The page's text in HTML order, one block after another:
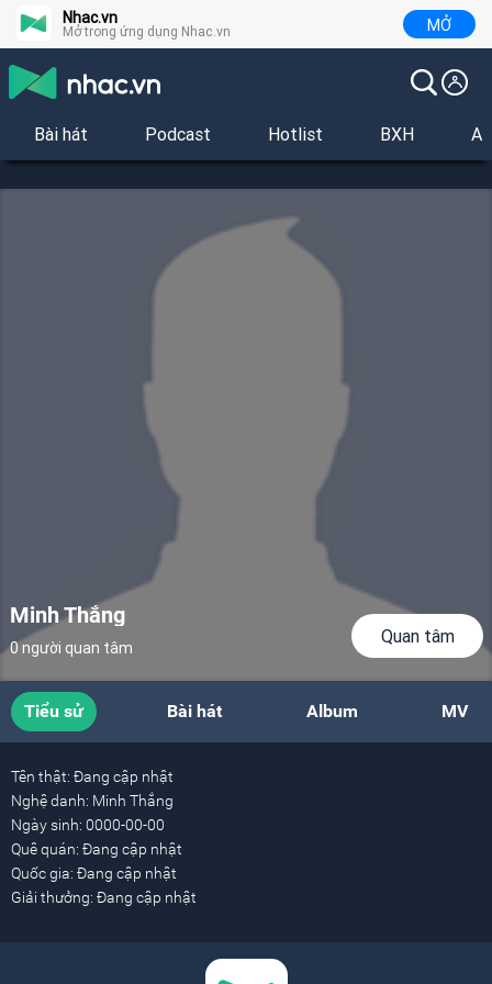
Nhac.vn
Mở trong ứng dụng Nhac.vn MỞ
Bài hát Podcast Hotlist BXH
Minh Thắng
0 người quan tâm
Quan tâm
Tiểu sử Bài hát Album MV
Tên thật: Đang cập nhật
Nghệ danh: Minh Thắng
Ngày sinh: 0000-00-00
Quê quán: Đang cập nhật
Quốc gia: Đang cập nhật
Giải thưởng: Đang cập nhật